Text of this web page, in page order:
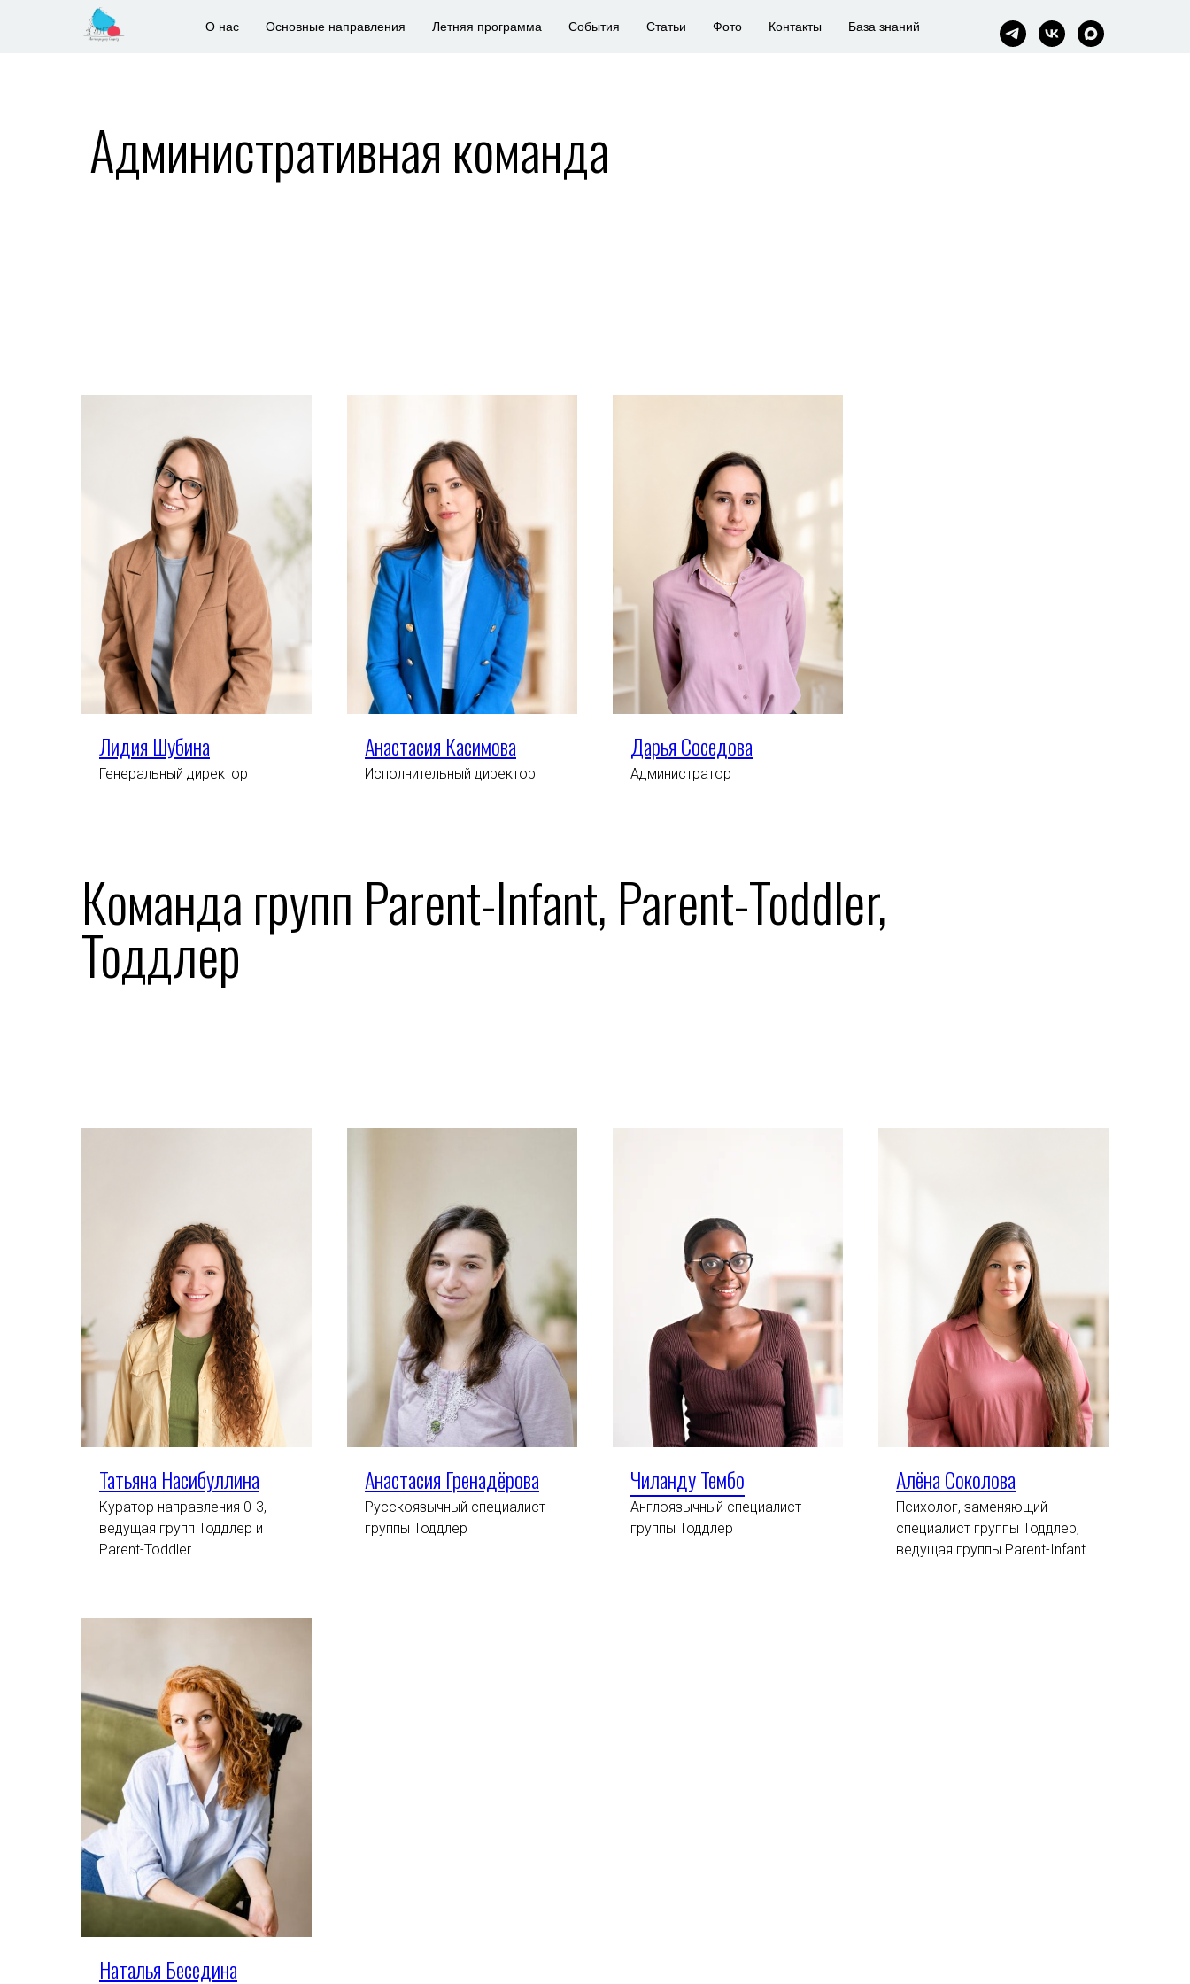
О нас Основные направления Летняя программа События Статьи Фото Контакты База знаний
Административная команда
Лидия Шубина
Генеральный директор
Анастасия Касимова
Исполнительный директор
Дарья Соседова
Администратор
Команда групп Parent-Infant, Parent-Toddler,
Тоддлер
Татьяна Насибуллина
Куратор направления 0-3,
ведущая групп Тоддлер и
Parent-Toddler
Анастасия Гренадёрова
Русскоязычный специалист
группы Тоддлер
Чиланду Тембо
Англоязычный специалист
группы Тоддлер
Алёна Соколова
Психолог, заменяющий
специалист группы Тоддлер,
ведущая группы Parent-Infant
Наталья Беседина